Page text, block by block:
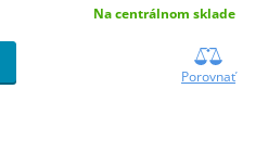
Na centrálnom sklade
Porovnať